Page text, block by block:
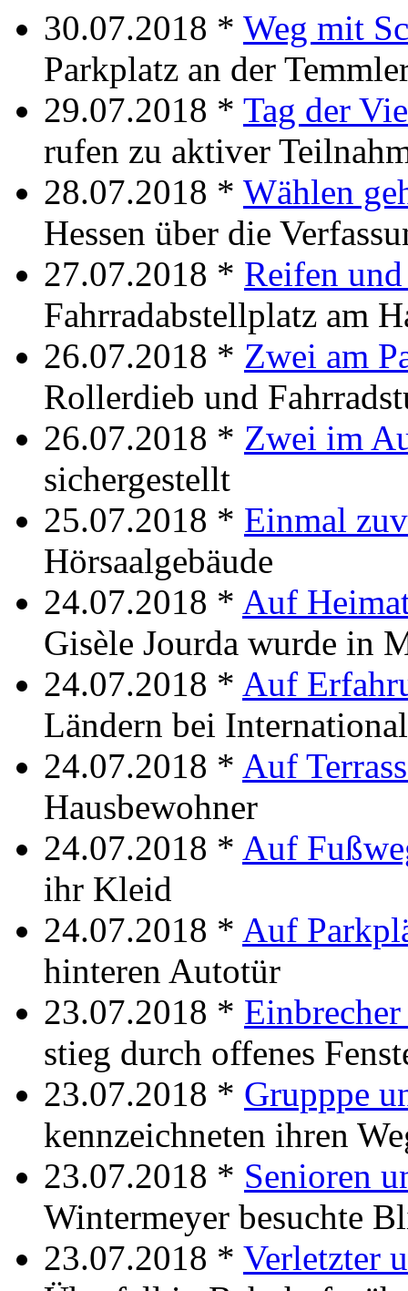
30.07.2018 * Weg mit
Parkplatz an der
29.07.2018 * Tag der
rufen zu aktiver
28.07.2018 * Wählen
Hessen über die
27.07.2018 * Reifen
Fahrradabstellplatz am
26.07.2018 * Zwei am
Rollerdieb und
26.07.2018 * Zwei im
sichergestellt
25.07.2018 * Einmal
Hörsaalgebäude
24.07.2018 * Auf
Gisèle Jourda wurde in
24.07.2018 * Auf
Ländern bei
24.07.2018 * Auf
Hausbewohner
24.07.2018 * Auf
ihr Kleid
24.07.2018 * Auf
hinteren Autotür
23.07.2018 *
stieg durch offenes
23.07.2018 * Grupppe
kennzeichneten ihren
23.07.2018 * Senioren
Wintermeyer besuchte
23.07.2018 * Verletzter